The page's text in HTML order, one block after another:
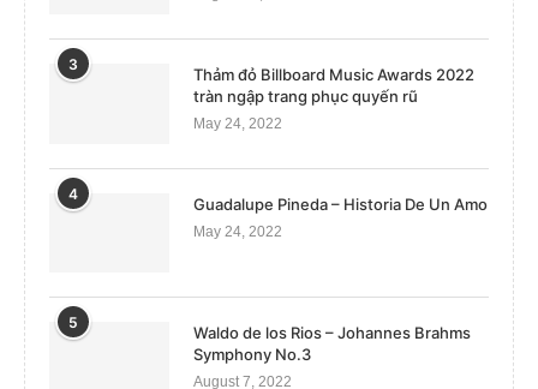
3
Thảm đỏ Billboard Music Awards 2022
tràn ngập trang phục quyến rũ
May 24, 2022
4
Guadalupe Pineda – Historia De Un Amo
May 24, 2022
5
Waldo de los Rios – Johannes Brahms
Symphony No.3
August 7, 2022